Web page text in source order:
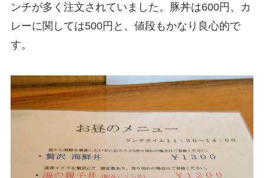
ンチが多く注文されていました。豚丼は600円、カ
レーに関しては500円と、値段もかなり良心的で
す。